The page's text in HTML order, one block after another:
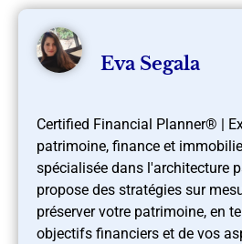
Eva Segala
Certified Financial Planner® |
patrimoine, finance et
spécialisée dans l'architecture
propose des stratégies sur
préserver votre patrimoine, en
objectifs financiers et de vos